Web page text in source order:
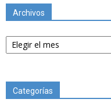
Archivos
Archivos
Categorías